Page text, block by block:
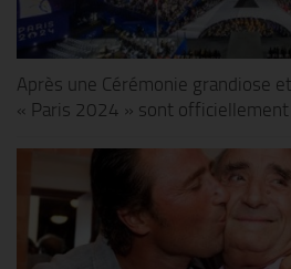
Après une Cérémonie grandiose
« Paris 2024 » sont officiellement